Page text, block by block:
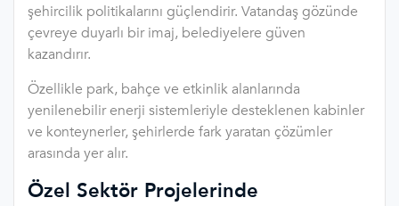
şehircilik politikalarını güçlendirir. Vatandaş gözünde
çevreye duyarlı bir imaj, belediyelere güven
kazandırır.
Özellikle park, bahçe ve etkinlik alanlarında
yenilenebilir enerji sistemleriyle desteklenen kabinler
ve konteynerler, şehirlerde fark yaratan çözümler
arasında yer alır.
Özel Sektör Projelerinde